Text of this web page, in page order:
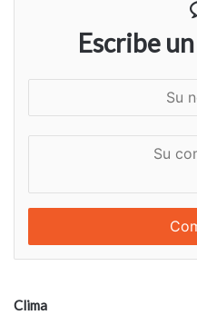
Escribe
n
a
r
Clima